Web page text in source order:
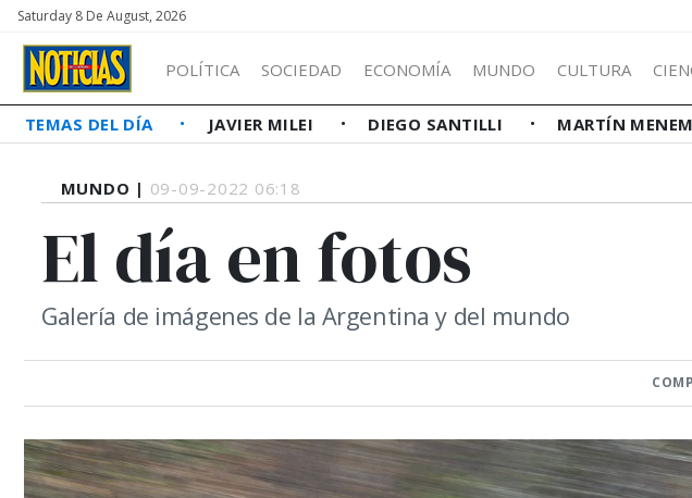
Saturday 8 De August, 2026
POLÍTICA SOCIEDAD ECONOMÍA MUNDO CULTURA
TEMAS DEL DÍA JAVIER MILEI DIEGO SANTILLI MARTÍN MENEM
MUNDO | 09-09-2022 06:18
El día en fotos
Galería de imágenes de la Argentina y del mundo